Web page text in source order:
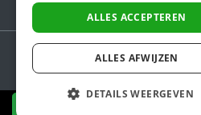
Secure payments
Steunactie is een initiatief van
ALLES ACCEPTEREN
ALLES AFWIJZEN
DETAILS WEERGEVEN